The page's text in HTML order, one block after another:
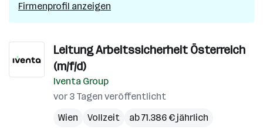
Firmenprofil anzeigen
Leitung Arbeitssicherheit Österreich
(m/f/d)
Iventa Group
vor 3 Tagen veröffentlicht
Wien
Vollzeit ab 71.386 € jährlich